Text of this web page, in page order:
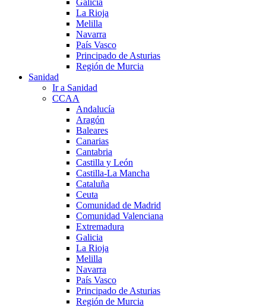
La Rioja
Melilla
Navarra
País Vasco
Principado de Asturias
Región de Murcia
Sanidad
Ir a Sanidad
CCAA
Andalucía
Aragón
Baleares
Canarias
Cantabria
Castilla y León
Castilla-La Mancha
Cataluña
Ceuta
Comunidad de Madrid
Comunidad Valenciana
Extremadura
Galicia
La Rioja
Melilla
Navarra
País Vasco
Principado de Asturias
Región de Murcia